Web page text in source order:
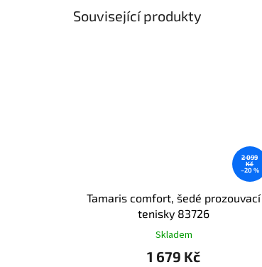
Související produkty
2 099
Kč
–20 %
Tamaris comfort, šedé prozouvací
tenisky 83726
Skladem
1 679 Kč